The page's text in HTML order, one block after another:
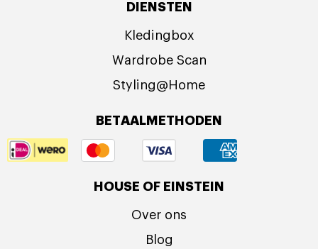
DIENSTEN
Kledingbox
Wardrobe Scan
Styling@Home
BETAALMETHODEN
HOUSE OF EINSTEIN
Over ons
Blog